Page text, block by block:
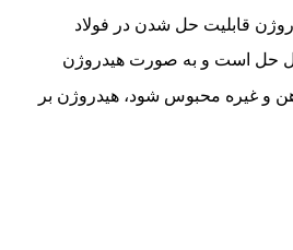
قابلیت حل شدن در فولاد
حل است و به‌ صورت هیدروژن
غیره محبوس شود، هیدروژن بر